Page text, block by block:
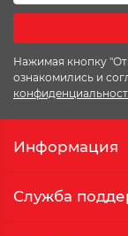
Нажимая кнопку
ознакомились и
Информация
Служба